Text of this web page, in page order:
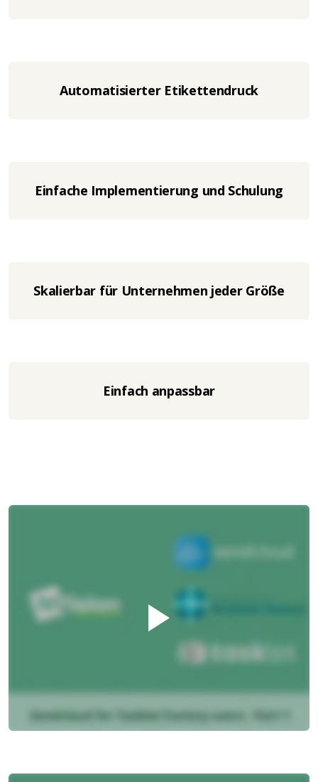
Automatisierter Etikettendruck
Einfache Implementierung und Schulung
Skalierbar für Unternehmen jeder Größe
Einfach anpassbar